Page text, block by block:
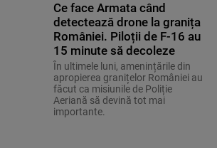
Ce face Armata când
detectează drone la granița
României. Piloții de F-16 au
15 minute să decoleze
În ultimele luni, amenințările din
apropierea granițelor României au
făcut ca misiunile de Poliție
Aeriană să devină tot mai
importante.